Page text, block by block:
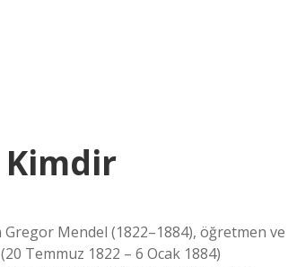
Mendel (1822–1884), öğretmen ve
Temmuz 1822 – 6 Ocak 1884)